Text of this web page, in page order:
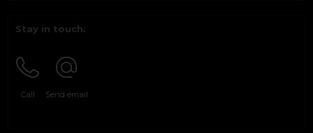
Stay in touch:
Call Send email